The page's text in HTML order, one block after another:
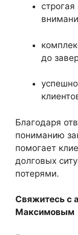
до
Благодаря
пониманию
помогает
долговых
потерями.
Свяжитесь с
Максимовым